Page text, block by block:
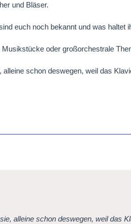
und Bläser.
euch noch bekannt und was haltet
oder großorchestrale
schon deswegen, weil das
alleine schon deswegen, weil das